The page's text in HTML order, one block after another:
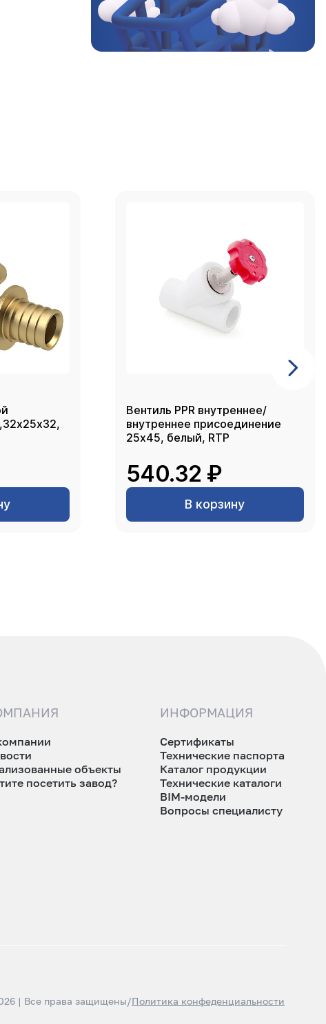
Вентиль PPR внутреннее/
внутреннее присоединение
25х45, белый, RTP
540.32 ₽
В корзину
объекты
посетить завод?
ИНФОРМАЦИЯ
Сертификаты
Технические паспорта
Каталог продукции
Технические каталоги
BIM-модели
Вопросы специалисту
| Все права защищены/Политика конфеденциальности